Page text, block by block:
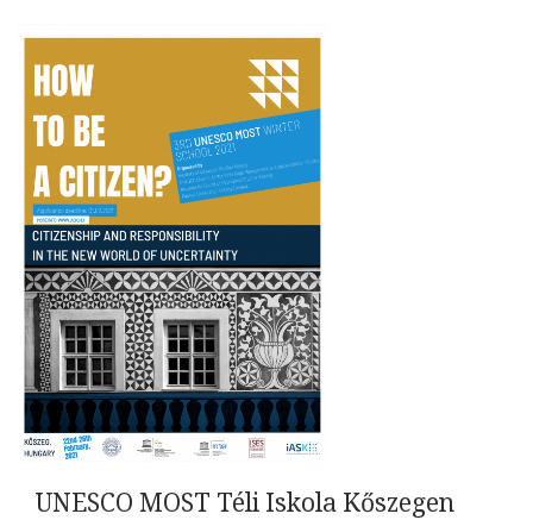
UNESCO MOST Téli Iskola Kőszegen